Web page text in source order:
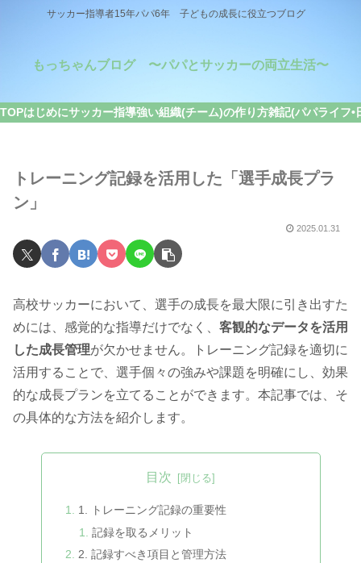
サッカー指導者15年パパ6年 子どもの成長に役立つブログ
もっちゃんブログ 〜パパとサッカーの両立生活〜
TOPはじめにサッカー指導強い組織(チーム)の作り方雑記(パパライフ•
トレーニング記録を活用した「選手成長プラ
ン」
2025.01.31
高校サッカーにおいて、選手の成長を最大限に引き出すた
めには、感覚的な指導だけでなく、 客観的なデータを活用
した成長管理が欠かせません。トレーニング記録を適切に
活用することで、選手個々の強みや課題を明確にし、効果
的な成長プランを立てることができます。本記事では、そ
の具体的な方法を紹介します。
目次
1. トレーニング記録の重要性
記録を取るメリット
2. 記録すべき項目と管理方法